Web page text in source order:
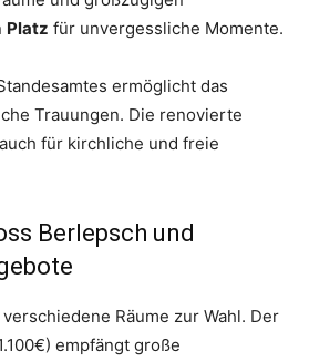
Platz für unvergessliche Momente.
ermöglicht das
Trauungen. Die renovierte
für kirchliche und freie
Berlepsch und
Räume zur Wahl. Der
empfängt große